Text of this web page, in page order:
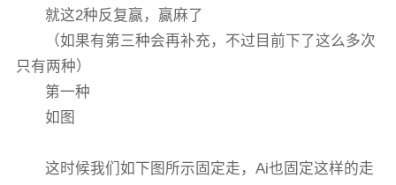
就这2种反复赢，赢麻了
（如果有第三种会再补充，不过目前下了这么多次
只有两种）
第一种
如图
这时候我们如下图所示固定走，Ai也固定这样的走